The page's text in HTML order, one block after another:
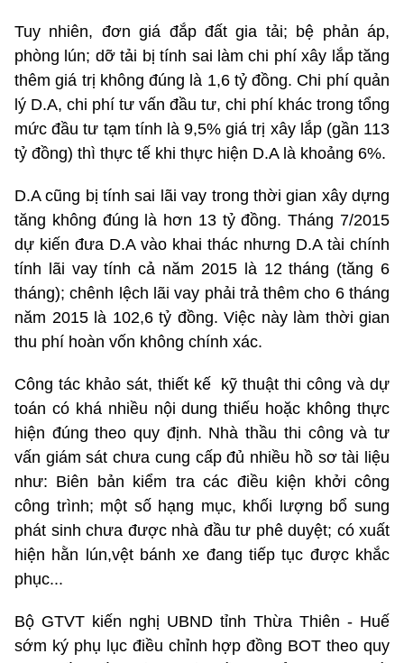
Tuy nhiên, đơn giá đắp đất gia tải; bệ phản áp,
phòng lún; dỡ tải bị tính sai làm chi phí xây lắp tăng
thêm giá trị không đúng là 1,6 tỷ đồng. Chi phí quản
lý D.A, chi phí tư vấn đầu tư, chi phí khác trong tổng
mức đầu tư tạm tính là 9,5% giá trị xây lắp (gần 113
tỷ đồng) thì thực tế khi thực hiện D.A là khoảng 6%.
D.A cũng bị tính sai lãi vay trong thời gian xây dựng
tăng không đúng là hơn 13 tỷ đồng. Tháng 7/2015
dự kiến đưa D.A vào khai thác nhưng D.A tài chính
tính lãi vay tính cả năm 2015 là 12 tháng (tăng 6
tháng); chênh lệch lãi vay phải trả thêm cho 6 tháng
năm 2015 là 102,6 tỷ đồng. Việc này làm thời gian
thu phí hoàn vốn không chính xác.
Công tác khảo sát, thiết kế kỹ thuật thi công và dự
toán có khá nhiều nội dung thiếu hoặc không thực
hiện đúng theo quy định. Nhà thầu thi công và tư
vấn giám sát chưa cung cấp đủ nhiều hồ sơ tài liệu
như: Biên bản kiểm tra các điều kiện khởi công
công trình; một số hạng mục, khối lượng bổ sung
phát sinh chưa được nhà đầu tư phê duyệt; có xuất
hiện hằn lún,vệt bánh xe đang tiếp tục được khắc
phục...
Bộ GTVT kiến nghị UBND tỉnh Thừa Thiên - Huế
sớm ký phụ lục điều chỉnh hợp đồng BOT theo quy